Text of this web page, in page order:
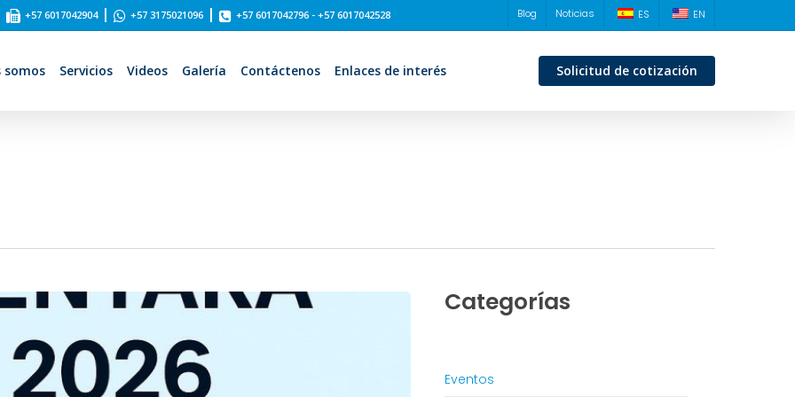
+57 6017042904| +57 3175021096 | +57 6017042796 - +57 6017042528 Blog Noticias ES EN
somos Servicios Videos Galería Contáctenos Enlaces de interés Solicitud de cotización
Categorías
Eventos